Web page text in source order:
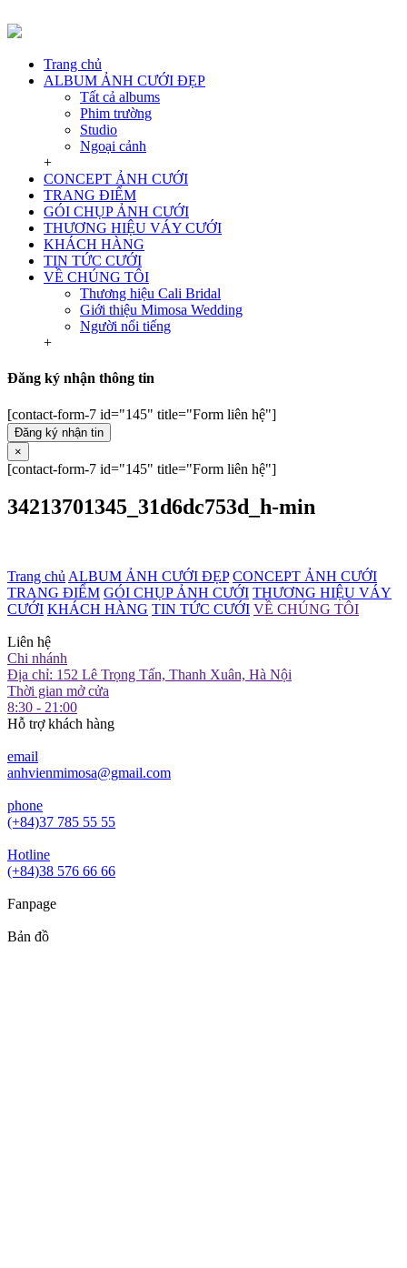
Trang chủ
ALBUM ẢNH CƯỚI ĐẸP
Tất cả albums
Phim trường
Studio
Ngoại cảnh
+
CONCEPT ẢNH CƯỚI
TRANG ĐIỂM
GÓI CHỤP ẢNH CƯỚI
THƯƠNG HIỆU VÁY CƯỚI
KHÁCH HÀNG
TIN TỨC CƯỚI
VỀ CHÚNG TÔI
Thương hiệu Cali Bridal
Giới thiệu Mimosa Wedding
Người nổi tiếng
+
Đăng ký nhận thông tin
[contact-form-7 id="145" title="Form liên hệ"]
Đăng ký nhận tin
×
[contact-form-7 id="145" title="Form liên hệ"]
34213701345_31d6dc753d_h-min
Trang chủ ALBUM ẢNH CƯỚI ĐẸP CONCEPT ẢNH CƯỚI
TRANG ĐIỂM GÓI CHỤP ẢNH CƯỚI THƯƠNG HIỆU VÁY
CƯỚI KHÁCH HÀNG TIN TỨC CƯỚI VỀ CHÚNG TÔI
Liên hệ
Chi nhánh
Địa chỉ: 152 Lê Trọng Tấn, Thanh Xuân, Hà Nội
Thời gian mở cửa
8:30 - 21:00
Hỗ trợ khách hàng
email
anhvienmimosa@gmail.com
phone
(+84)37 785 55 55
Hotline
(+84)38 576 66 66
Fanpage
Bản đồ